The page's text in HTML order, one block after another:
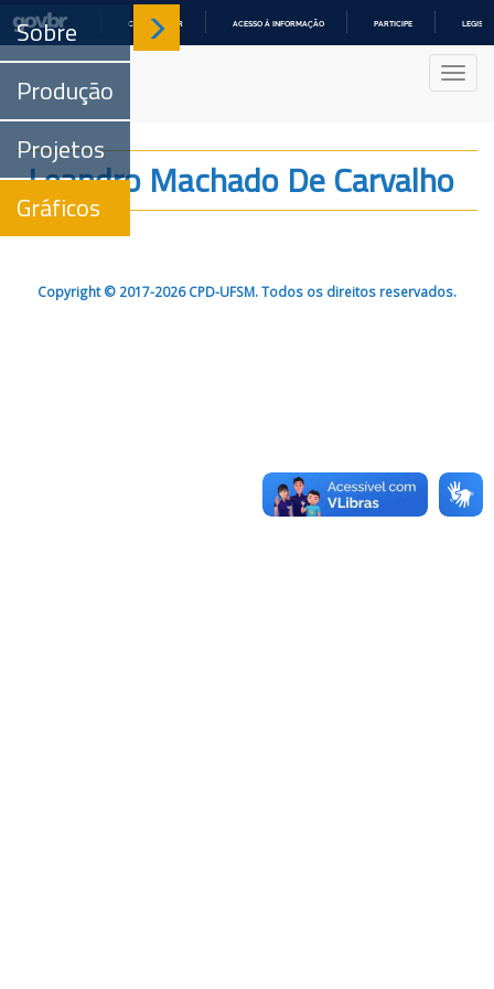
COMUNICA BR ACESSO À INFORMAÇÃO PARTICIPE
Sobre
Produção
Projetos
Gráficos
Leandro Machado De Carvalho
Copyright © 2017-2026 CPD-UFSM. Todos os direitos reservados.